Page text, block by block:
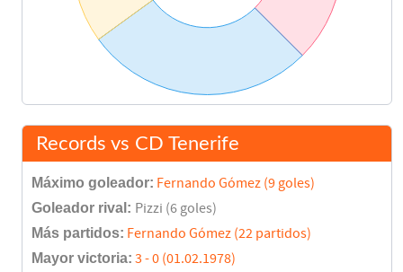
Records vs CD Tenerife
Máximo goleador: Fernando Gómez (9 goles)
Goleador rival: Pizzi (6 goles)
Más partidos: Fernando Gómez (22 partidos)
Mayor victoria: 3 - 0 (01.02.1978)